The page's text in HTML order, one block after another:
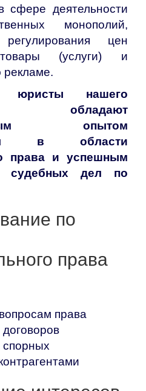
сфере деятельности
монополий,
регулирования цен
(услуги) и
рекламе.
юристы нашего
обладают
опытом
в области
права и успешным
судебных дел по
по
права
права
договоров
спорных